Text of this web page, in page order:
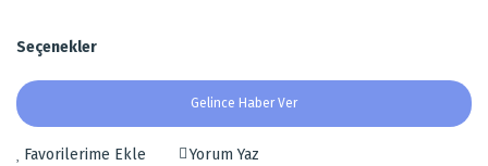
Seçenekler
Gelince Haber Ver
Yorum Yaz